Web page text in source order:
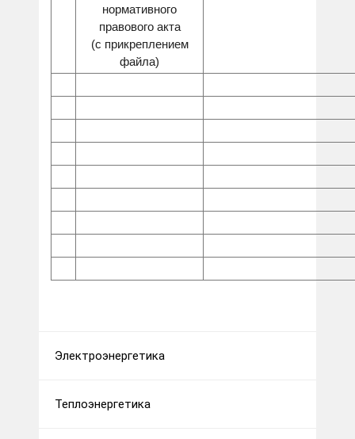
нормативного
правового акта
(с прикреплением
файла)
Электроэнергетика
Теплоэнергетика